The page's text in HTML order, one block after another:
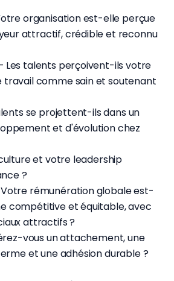
organisation est-elle perçue
attractif, crédible et reconnu
Les talents perçoivent-ils votre
comme sain et soutenant
se projettent-ils dans un
et d'évolution chez
et votre leadership
?
rémunération globale est-
compétitive et équitable, avec
attractifs ?
vous un attachement, une
et une adhésion durable ?